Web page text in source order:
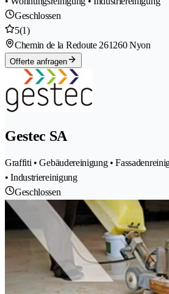
Geschlossen
5(1)
Chemin de la Redoute 261260 Nyon
Offerte anfragen
Gestec SA
Graffiti • Gebäudereinigung •
• Industriereinigung
Geschlossen